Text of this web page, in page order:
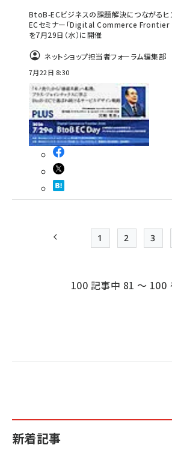
BtoB-ECビジネスの課題解決につながるヒ
ECセミナー「Digital Commerce Frontier
を7月29日（水）に開催
ネットショップ担当者フォーラム編集部
7月22日 8:30
ジ
前ページ Page
1
Page
2 3
100 記事中 81 ～ 100
新着記事